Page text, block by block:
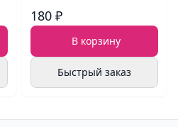
180 ₽
В корзину
Быстрый заказ